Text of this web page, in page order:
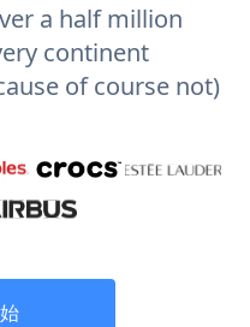
a half million
continent
of course not)